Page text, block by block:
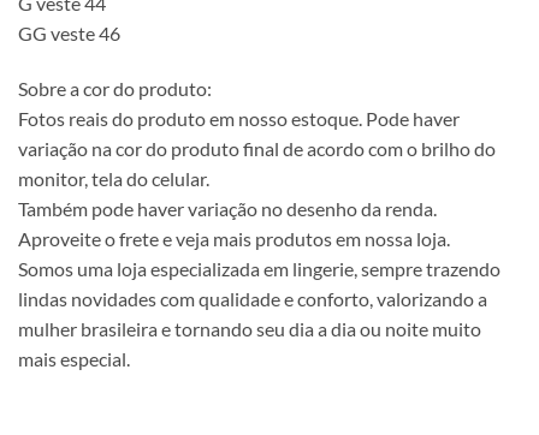
GG veste 46
Sobre a cor do produto:
Fotos reais do produto em nosso estoque. Pode haver
variação na cor do produto final de acordo com o brilho do
monitor, tela do celular.
Também pode haver variação no desenho da renda.
Aproveite o frete e veja mais produtos em nossa loja.
Somos uma loja especializada em lingerie, sempre trazendo
lindas novidades com qualidade e conforto, valorizando a
mulher brasileira e tornando seu dia a dia ou noite muito
mais especial.